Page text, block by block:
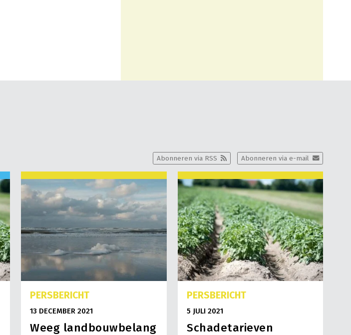
Abonneren via e-mail
Abonneren via RSS
PERSBERICHT
13 DECEMBER 2021
Weeg landbouwbelang
PERSBERICHT
5 JULI 2021
Schadetarieven